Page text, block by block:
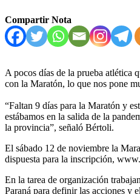
Compartir Nota
A pocos días de la prueba atlética
con la Maratón, lo que nos pone
“Faltan 9 días para la Maratón y
estábamos en la salida de la
la provincia”, señaló Bértoli.
El sábado 12 de noviembre la
dispuesta para la inscripción,
En la tarea de organización
Paraná para definir las acciones y